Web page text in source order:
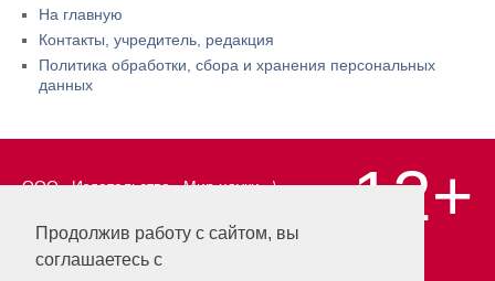
Продолжив работу с сайтом, вы
соглашаетесь с
На главную
Контакты, учредитель, редакция
Политика обработки, сбора и хранения персональных
данных
ООО «Издательство «Мир науки» \
LLC Материалы, размещенные на сайте,
охраняются Законом о защите авторских
прав. Публикация любых материалов
12+